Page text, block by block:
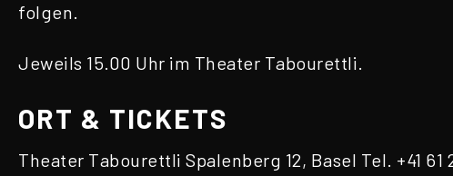
folgen.
Jeweils 15.00 Uhr im Theater Tabourettli.
ORT & TICKETS
Theater Tabourettli Spalenberg 12, Basel Tel. +41 61